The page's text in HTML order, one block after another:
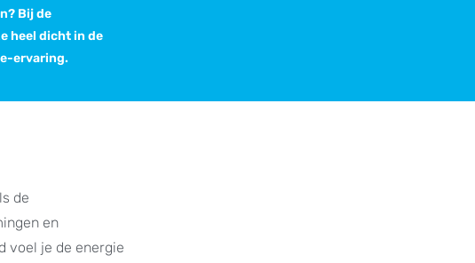
Bij de
heel dicht in de
ervaring.
de
en
voel je de energie